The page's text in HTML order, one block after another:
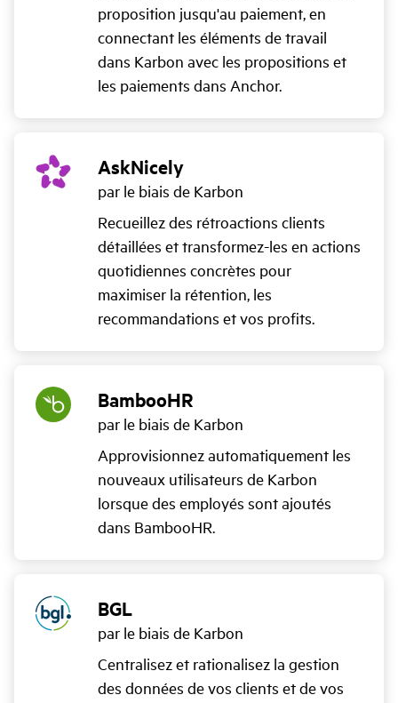
proposition jusqu'au paiement, en
connectant les éléments de travail
dans Karbon avec les propositions et
les paiements dans Anchor.
AskNicely
par le biais de Karbon
Recueillez des rétroactions clients
détaillées et transformez-les en actions
quotidiennes concrètes pour
maximiser la rétention, les
recommandations et vos profits.
BambooHR
par le biais de Karbon
Approvisionnez automatiquement les
nouveaux utilisateurs de Karbon
lorsque des employés sont ajoutés
dans BambooHR.
BGL
par le biais de Karbon
Centralisez et rationalisez la gestion
des données de vos clients et de vos